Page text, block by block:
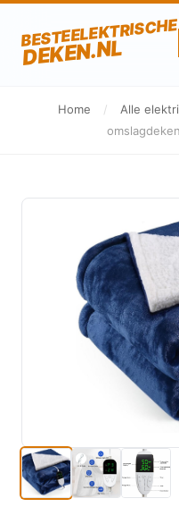
BESTEELEKTRISCHE
DEKEN.NL
Home / Alle